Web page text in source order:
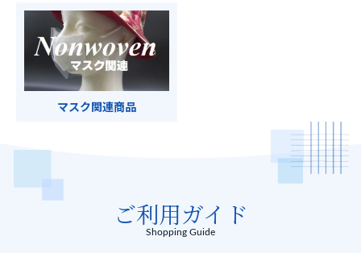
マスク関連商品
ご利用ガイド
Shopping Guide